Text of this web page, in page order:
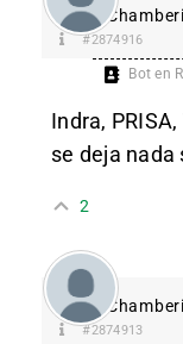
#2874916
Bot en
Indra,
se deja nada
2
#2874913